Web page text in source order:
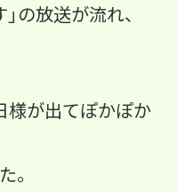
の放送が流れ、
様が出てぽかぽか
。